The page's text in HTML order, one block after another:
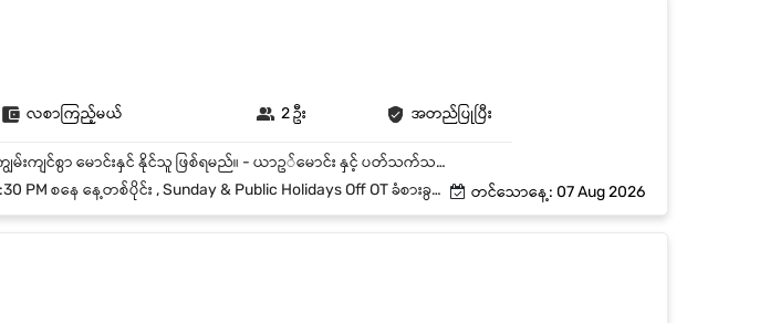
လစာကြည့်မယ် 2 ဦး အတည်ပြုပြီး
- ရန်ကုန်မြို့တွင်း Auto & Manual ဖြင့် (2) မျိုးစလုံးကျွမ်းကျင်စွာ မောင်းနှင် နိုင်သူ ဖြစ်ရမည်။ - ယာဥ်မောင်း နှင့် ပတ်သက်သည့် အတွေ့အကြုံ 2 (or) 3 နှစ်ရှိရပါမည်။ - ယာဥ်မောင်း လိုင်စင် သက်တမ်းရှိ update ကိုင်ဆောင်ထားသူ ဖြစ်ရပါမည်။ - အကျင့်စာရိတ္တ ကောင်းမွန်ပြီး ကုမ္ပဏီ နှင့် ရေရှည်လက်တွဲ လုပ်ကိုင်နိုင်သူ ဖြစ်ရမည်။ - လုပ်ငန်း တာဝန်ချိန် အတွင်း အရက် ၊ ဘီယာ အသောက်အစားကင်းရှင်းရမည်။ - ယာဥ်စည်းကမ်း ၊ လမ်းစည်းကမ်း များကို သိရှိ နားလည်ပြီး လိုက်နာနိုင်သူ ဖြစ်ရမည်။ - အထက်လူကြီး၏ ညွန်ကြားချက်အား လေးစား လိုက်နာ နိုင်ရမည် ။ - Team Work စိတ်ဖြင့် အချင်းချင်း ကူညီ လုပ်ဆောင်ပေးနိုင်ရပါမည်။
နေ နေ့တစ်ပိုင်း , Sunday & Public Holidays Off OT ခံစားခွင့် + Bonus တင်သောနေ့: 07 Aug 2026